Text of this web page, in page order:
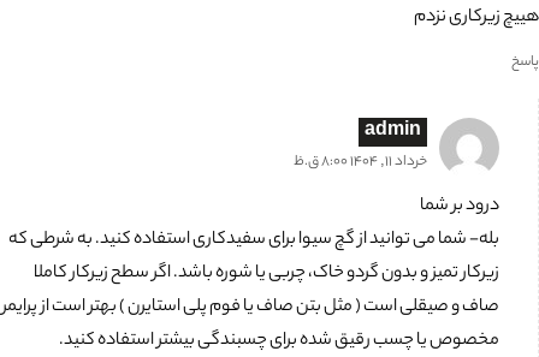
هییچ زیرکاری نزدم
پاسخ
admin
خرداد 11, 1404 8:00 ق.ظ
درود بر شما
بله- شما می توانید از گچ سیوا برای سفیدکاری استفاده کنید. به شرطی که
زیرکار تمیز و بدون گردو خاک، چربی یا شوره باشد. اگر سطح زیرکار کاملا
صاف و صیقلی است ( مثل بتن صاف یا فوم پلی استایرن ) بهتر است از پرایمر
مخصوص یا چسب رقیق شده برای چسبندگی بیشتر استفاده کنید.